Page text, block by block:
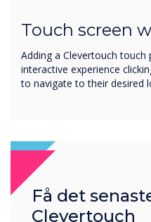
Touch screen
Adding a Clevertouch touch
interactive experience
to navigate to their desired
Få det
Clevertouch